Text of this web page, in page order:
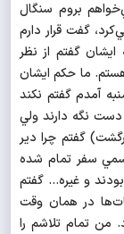
بروم سنگال
گفت قرار دارم
گفتم از نظر
ما حکم ايشان
آمدم گفتم نکند
دست نگه دارند ولي
برگشت) گفتم چرا دير
سفر تمام شده
و غيره... گفتم
در همان وقت
تمام تلاشم را